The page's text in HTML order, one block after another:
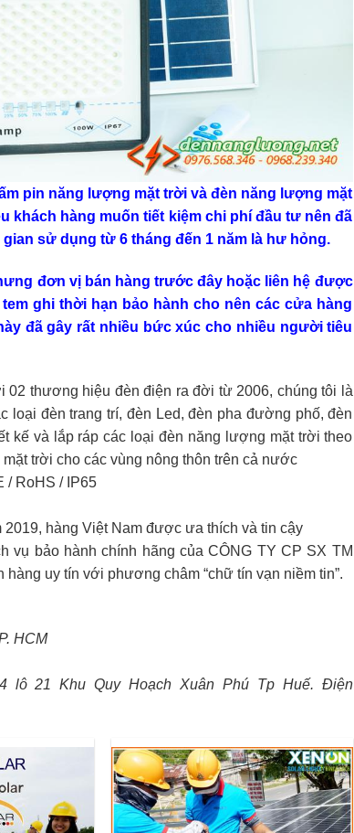
pin năng lượng mặt trời và đèn năng lượng mặt
khách hàng muốn tiết kiệm chi phí đầu tư nên đã
sử dụng từ 6 tháng đến 1 năm là hư hỏng.
đơn vị bán hàng trước đây hoặc liên hệ được
ghi thời hạn bảo hành cho nên các cửa hàng
đã gây rất nhiều bức xúc cho nhiều người tiêu
02 thương hiệu đèn điện ra đời từ 2006, chúng tôi là
loại đèn trang trí, đèn Led, đèn pha đường phố, đèn
kế và lắp ráp các loại đèn năng lượng mặt trời theo
trời cho các vùng nông thôn trên cả nước
/ RoHS / IP65
hàng Việt Nam được ưa thích và tin cậy
vụ bảo hành chính hãng của CÔNG TY CP SX TM
uy tín với phương châm “chữ tín vạn niềm tin”.
HCM
lô 21 Khu Quy Hoạch Xuân Phú Tp Huế. Điện